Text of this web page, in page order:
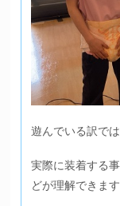
遊んでいる訳で
実際に装着する
どが理解できます